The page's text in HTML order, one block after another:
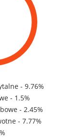
- 9.76%
- 1.5%
- 2.45%
- 7.77%